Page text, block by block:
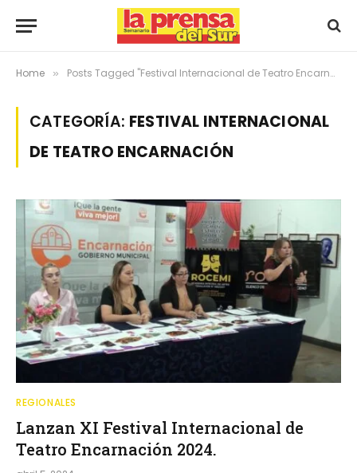
Home » Posts Tagged "Festival Internacional de Teatro Encarnación"
CATEGORÍA: FESTIVAL INTERNACIONAL
DE TEATRO ENCARNACIÓN
REGIONALES
Lanzan XI Festival Internacional de
Teatro Encarnación 2024.